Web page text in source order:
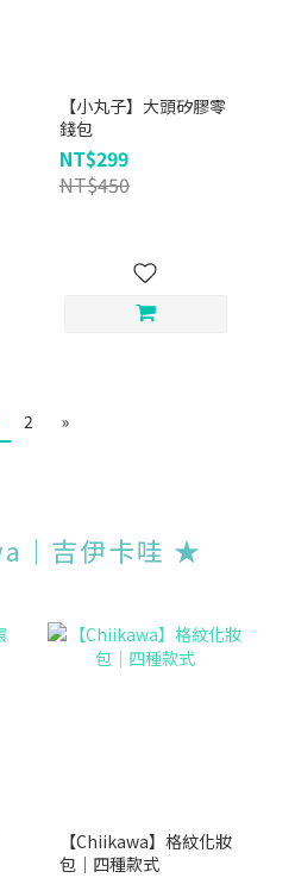
【小丸子】大頭矽膠零
錢包
NT$299
NT$450
2 »
｜吉伊卡哇 ★
【Chiikawa】格紋化妝
包｜四種款式